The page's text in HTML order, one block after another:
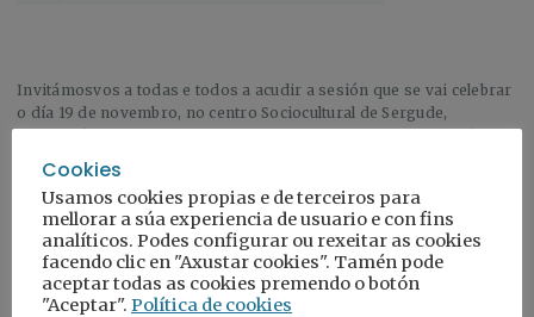
Invitámosvos a todas e todos a acudir a sesión que se vai celebrar
o día 19 de novembro, no centro Sociocultural de Sergude,
Boqueixón , as 19:00 horas, por parte de ACOUGO, a Asociación
Non fai falla ter intención de acoller a un/unha menor para ter a
necesidade de informarse sobre o que significa o acollemento.
Tamén é necesario para convivir co acollemento, para saber como
formar parte dunha sociedade diversa, con diferentes maneiras
de ser familia.
Cookies
Usamos cookies propias e de terceiros para
mellorar a súa experiencia de usuario e con fins
analíticos. Podes configurar ou rexeitar as cookies
facendo clic en "Axustar cookies". Tamén pode
aceptar todas as cookies premendo o botón
"Aceptar". Política de cookies